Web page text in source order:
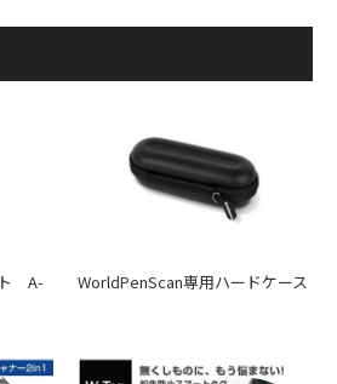
マニュアルPP-AIWPSRD
4582448452840
Wi-Fi接続
3.69インチタッチスクリーン
ロードはこちらです。
用される場合は、
ボタンをクリックしてください。
す
ト A-
WorldPenScan専用ハードケース